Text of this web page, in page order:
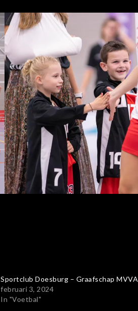
Sportclub Doesburg – Graafschap MVVA
februari 3, 2024
In "Voetbal"